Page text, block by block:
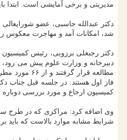
مدیریتی و برخی آمایشی است. ابتدا
دکتر عبدالله جاسبی، عضو
شد، امکانات آمد و مهاجرت معکوس را
دکتر رجبعلی برزویی، رئیس کمیسیون
فاز اول هستند. در جلسه قبل جناب
کمیسیون ارجاع و مورد بررسی دوباره
وی اضافه کرد: مراکزی که در طرح
شرایط مشابه موارد بالاست که باید